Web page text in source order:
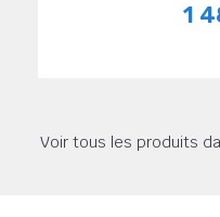
1
Voir tous les produits